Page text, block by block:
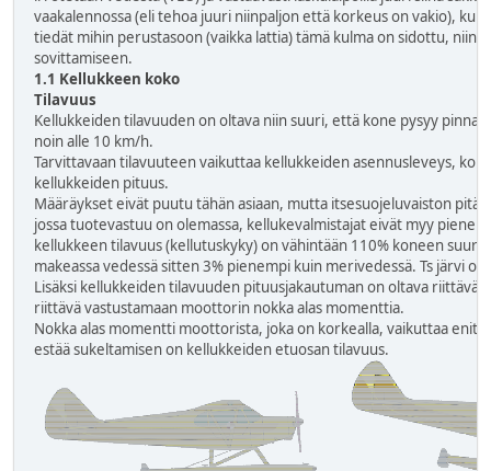
vaakalennossa (eli tehoa juuri niinpaljon että korkeus on vakio),
tiedät mihin perustasoon (vaikka lattia) tämä kulma on sidottu, niin
sovittamiseen.
1.1 Kellukkeen koko
Tilavuus
Kellukkeiden tilavuuden on oltava niin suuri, että kone pysyy
noin alle 10 km/h.
Tarvittavaan tilavuuteen vaikuttaa kellukkeiden asennusleveys,
kellukkeiden pituus.
Määräykset eivät puutu tähän asiaan, mutta itsesuojeluvaiston
jossa tuotevastuu on olemassa, kellukevalmistajat eivät myy
kellukkeen tilavuus (kellutuskyky) on vähintään 110% koneen
makeassa vedessä sitten 3% pienempi kuin merivedessä. Ts järvi
Lisäksi kellukkeiden tilavuuden pituusjakautuman on oltava
riittävä vastustamaan moottorin nokka alas momenttia.
Nokka alas momentti moottorista, joka on korkealla, vaikuttaa
estää sukeltamisen on kellukkeiden etuosan tilavuus.